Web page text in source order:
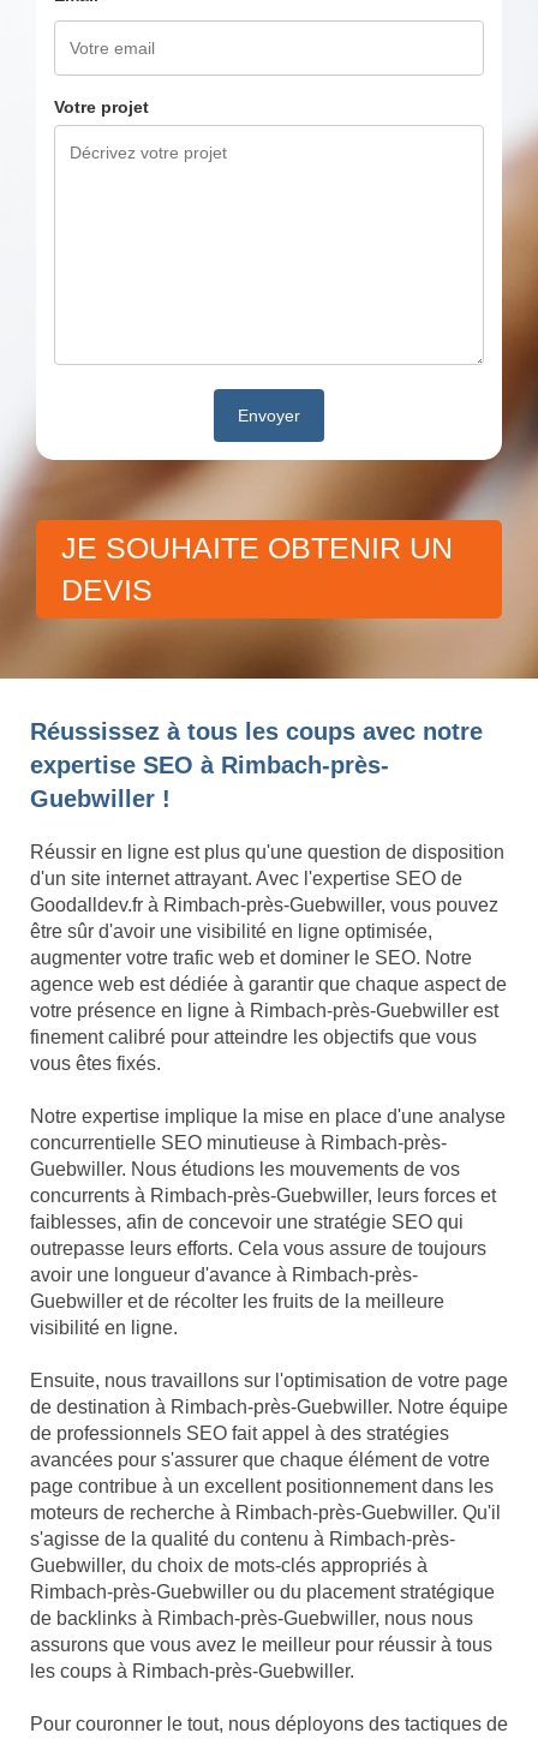
Votre projet
JE SOUHAITE OBTENIR UN
DEVIS
Réussissez à tous les coups avec notre
expertise SEO à Rimbach-près-
Guebwiller !
Réussir en ligne est plus qu'une question de disposition
d'un site internet attrayant. Avec l'expertise SEO de
Goodalldev.fr à Rimbach-près-Guebwiller, vous pouvez
être sûr d'avoir une visibilité en ligne optimisée,
augmenter votre trafic web et dominer le SEO. Notre
agence web est dédiée à garantir que chaque aspect de
votre présence en ligne à Rimbach-près-Guebwiller est
finement calibré pour atteindre les objectifs que vous
vous êtes fixés.
Notre expertise implique la mise en place d'une analyse
concurrentielle SEO minutieuse à Rimbach-près-
Guebwiller. Nous étudions les mouvements de vos
concurrents à Rimbach-près-Guebwiller, leurs forces et
faiblesses, afin de concevoir une stratégie SEO qui
outrepasse leurs efforts. Cela vous assure de toujours
avoir une longueur d'avance à Rimbach-près-
Guebwiller et de récolter les fruits de la meilleure
visibilité en ligne.
Ensuite, nous travaillons sur l'optimisation de votre page
de destination à Rimbach-près-Guebwiller. Notre équipe
de professionnels SEO fait appel à des stratégies
avancées pour s'assurer que chaque élément de votre
page contribue à un excellent positionnement dans les
moteurs de recherche à Rimbach-près-Guebwiller. Qu'il
s'agisse de la qualité du contenu à Rimbach-près-
Guebwiller, du choix de mots-clés appropriés à
Rimbach-près-Guebwiller ou du placement stratégique
de backlinks à Rimbach-près-Guebwiller, nous nous
assurons que vous avez le meilleur pour réussir à tous
les coups à Rimbach-près-Guebwiller.
Pour couronner le tout, nous déployons des tactiques de